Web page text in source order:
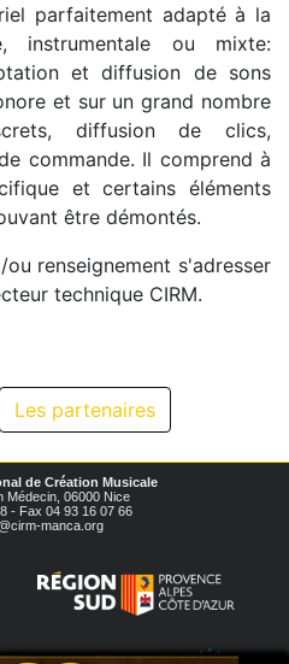
parfaitement adapté à la
instrumentale ou mixte:
et diffusion de sons
et sur un grand nombre
diffusion de clics,
commande. Il comprend à
et certains éléments
être démontés.
renseignement s'adresser
technique CIRM.
Les partenaires
de Création Musicale
Médecin, 06000 Nice
- Fax 04 93 16 07 66
manca.org